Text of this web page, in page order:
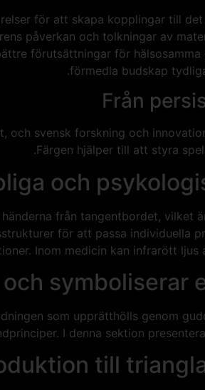
för att skapa kopplingar till
påverkan och tolkningar av
förutsättningar för
förmedla budskap
Från
och svensk forskning och
Färgen hjälper till att styra
och
från tangentbordet, vilket
för att passa individuella
Inom medicin kan infrarött
symboliserar
som upprätthölls genom
I denna sektion
till